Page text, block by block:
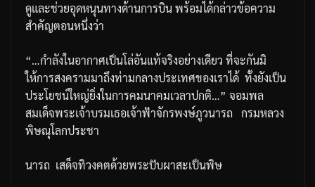
ดูและช่วยอุดหนุนทางด้านการบินพร้อมได้กล่าวข้อความ
สำคัญตอนหนึ่งว่า
“…กำลังในอากาศเป็นโล่อันแท้จริงอย่างเดียว ที่จะกันมิ
ให้การสงครามมาถึงท่ามกลางประเทศของเราได้ ทั้งยังเป็น
ประโยชน์ใหญ่ยิ่งในการคมนาคมเวลาปกติ…” จอมพล
สมเด็จพระเจ้าบรมเธอเจ้าฟ้าจักรพงษ์ภูวนารถ
กรมหลวง
พิษณุโลกประชา
นารถ เสด็จทิวงคตด้วยพระปับผาสะเป็นพิษ